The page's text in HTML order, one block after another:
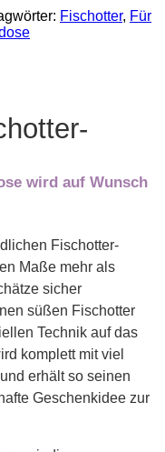
Fischotter, Für
wird auf Wunsch
Fischotter-
Maße mehr als
sicher
süßen Fischotter
Technik auf das
komplett mit viel
erhält so seinen
Geschenkidee zur